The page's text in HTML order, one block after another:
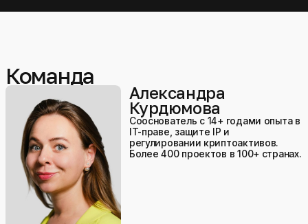
Команда
Александра
Курдюмова
Сооснователь с 14+ годами опыта в
IT-праве, защите IP и
регулировании криптоактивов.
Более 400 проектов в 100+ странах.